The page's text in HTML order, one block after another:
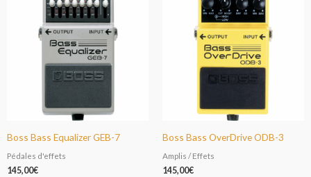
Boss Bass Equalizer GEB-7
Pédales d'effets
145,00€
Boss Bass OverDrive ODB-3
Amplis / Effets
145,00€